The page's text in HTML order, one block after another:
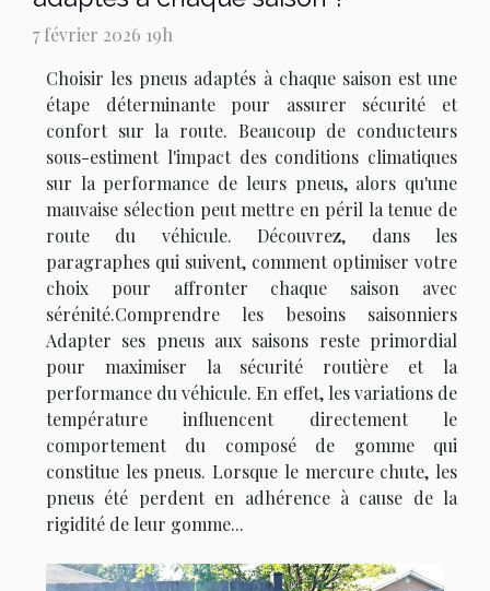
7 février 2026 19h
Choisir les pneus adaptés à chaque saison est une
étape déterminante pour assurer sécurité et
confort sur la route. Beaucoup de conducteurs
sous-estiment l'impact des conditions climatiques
sur la performance de leurs pneus, alors qu'une
mauvaise sélection peut mettre en péril la tenue de
route du véhicule. Découvrez, dans les
paragraphes qui suivent, comment optimiser votre
choix pour affronter chaque saison avec
sérénité.Comprendre les besoins saisonniers
Adapter ses pneus aux saisons reste primordial
pour maximiser la sécurité routière et la
performance du véhicule. En effet, les variations de
température influencent directement le
comportement du composé de gomme qui
constitue les pneus. Lorsque le mercure chute, les
pneus été perdent en adhérence à cause de la
rigidité de leur gomme...